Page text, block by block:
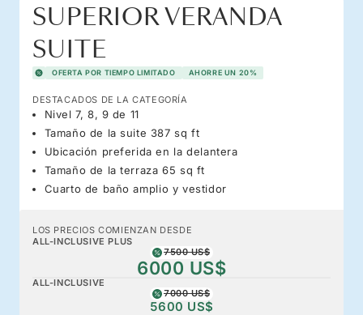
SUPERIOR VERANDA
SUITE
OFERTA POR TIEMPO LIMITADO AHORRE UN 20%
DESTACADOS DE LA CATEGORÍA
Nivel 7, 8, 9 de 11
Tamaño de la suite 387 sq ft
Ubicación preferida en la delantera
Tamaño de la terraza 65 sq ft
Cuarto de baño amplio y vestidor
LOS PRECIOS COMIENZAN DESDE
ALL-INCLUSIVE PLUS
7500 US$
6000 US$
ALL-INCLUSIVE
7000 US$
5600 US$